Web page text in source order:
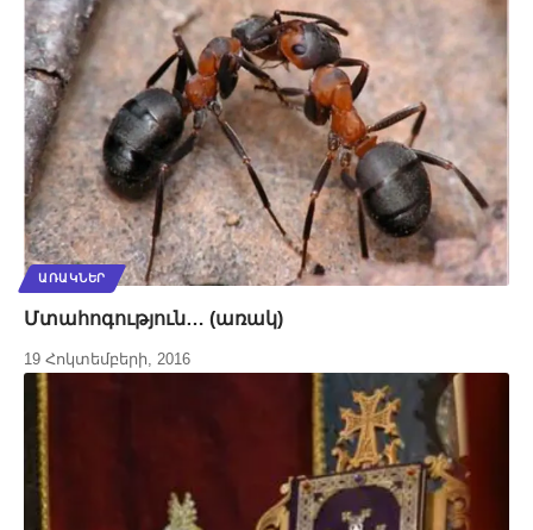
ԱՌԱԿՆԵՐ
Մտահոգություն… (առակ)
19 Հոկտեմբերի, 2016